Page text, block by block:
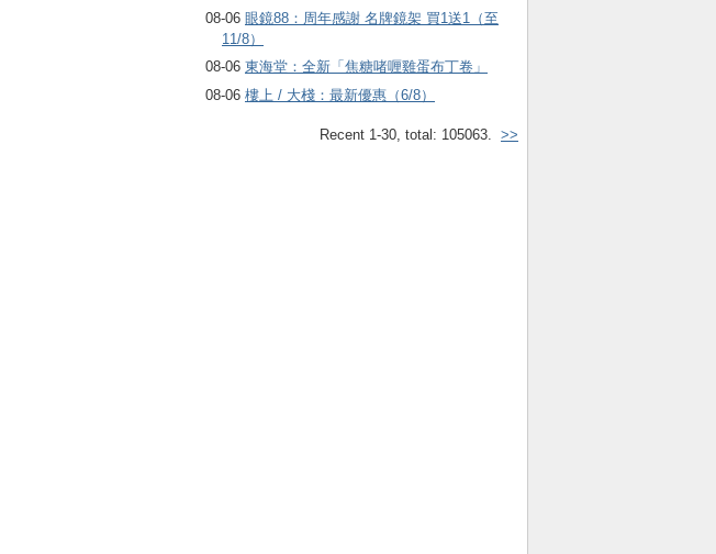
08-06 眼鏡88：周年感謝 名牌鏡架 買1送1（至
11/8）
08-06 東海堂：全新「焦糖啫喱雞蛋布丁卷」
08-06 樓上 / 大棧：最新優惠（6/8）
Recent 1-30, total: 105063. >>